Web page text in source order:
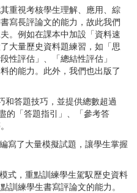
視考核學生理解、應用、綜
寫長評論文的能力，故此我們
。例如在課本中加設「資料速
大量歷史資料題練習，如「思
性評估」、「總結性評估」
的能力。此外，我們也出版了
和答題技巧，並提供總數超過
的「答題指引」、「參考答
寫了大量模擬試題，讓學生掌握
式，重點訓練學生駕馭歷史資料
訓練學生書寫評論文的能力。